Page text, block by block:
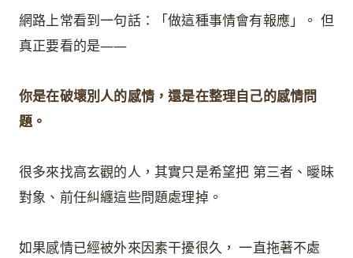
網路上常看到一句話：「做這種事情會有報應」。 但
真正要看的是——
你是在破壞別人的感情，還是在整理自己的感情問
題。
很多來找高玄觀的人，其實只是希望把 第三者、曖昧
對象、前任糾纏這些問題處理掉。
如果感情已經被外來因素干擾很久， 一直拖著不處